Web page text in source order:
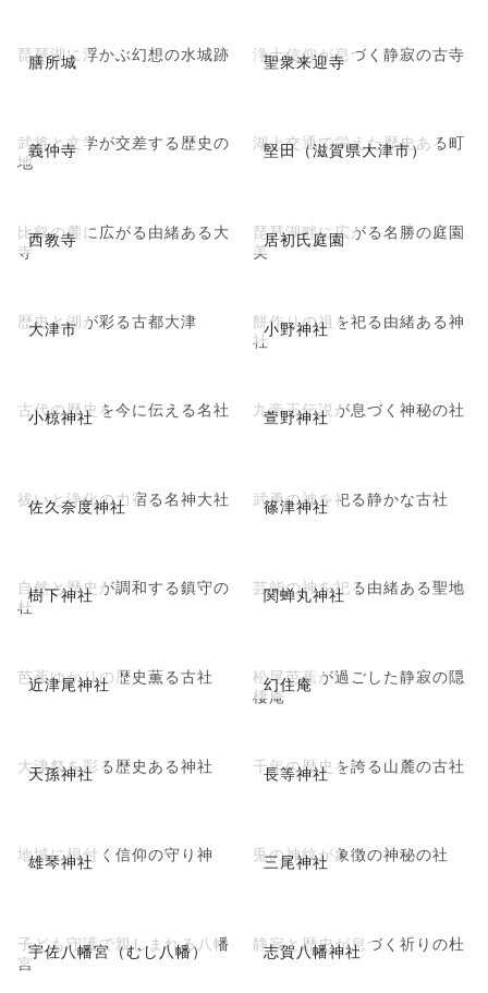
膳所城
琵琶湖に浮かぶ幻想の水城跡 聖衆来迎寺
浄土信仰が息づく静寂の古寺
義仲寺
武将と文学が交差する歴史の
地
堅田（滋賀県大津市）
湖上交通で栄えた歴史ある町
西教寺
比叡の麓に広がる由緒ある大
寺
居初氏庭園
琵琶湖畔に広がる名勝の庭園
美
大津市
歴史と湖が彩る古都大津 小野神社
餅作りの祖を祀る由緒ある神
社
小椋神社
古代の歴史を今に伝える名社 萱野神社
九帝王伝説が息づく神秘の社
佐久奈度神社
祓いと浄化の力宿る名神大社 篠津神社
武勇の神を祀る静かな古社
樹下神社
自然と歴史が調和する鎮守の
杜
関蝉丸神社
芸能の神を祀る由緒ある聖地
近津尾神社
芭蕉ゆかりの歴史薫る古社 幻住庵
松尾芭蕉が過ごした静寂の隠
棲庵
天孫神社
大津祭を彩る歴史ある神社 長等神社
千年の歴史を誇る山麓の古社
雄琴神社
地域に根付く信仰の守り神 三尾神社
兎の神紋が象徴の神秘の社
宇佐八幡宮（むし八幡）
子ども守護で親しまれる八幡
宮
志賀八幡神社
静寂と歴史が息づく祈りの杜